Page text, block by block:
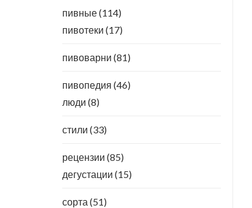
пивные(114)
пивотеки (17)
пивоварни (81)
пивопедия (46)
люди (8)
стили (33)
рецензии (85)
дегустации (15)
сорта (51)